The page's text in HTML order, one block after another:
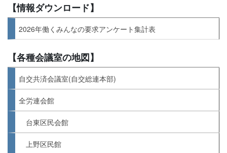
【情報ダウンロード】
2026年働くみんなの要求アンケート集計表
【各種会議室の地図】
自交共済会議室(自交総連本部)
全労連会館
台東区民会館
上野区民館